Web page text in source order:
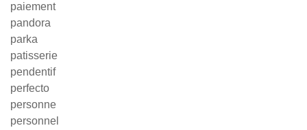
paiement
pandora
parka
patisserie
pendentif
perfecto
personne
personnel